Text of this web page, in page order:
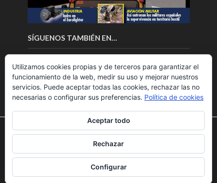
SÍGUENOS TAMBIÉN EN…
Copyright © 2018.Fly News.Noticias aerospacial
UAS aviación comercial
Utilizamos cookies para ofrecerte la mejor experiencia en
nuestra web.
Puedes aprender más sobre qué cookies utilizamos o
desactivarlas en losajustes.
Utilizamos cookies propias y de terceros para garantizar el
funcionamiento de la web, medir su uso y mejorar nuestros
servicios. Puede aceptar todas las cookies, rechazar las no
necesarias o configurar sus preferencias. Política de cookies
Aceptar todo
Rechazar
Configurar